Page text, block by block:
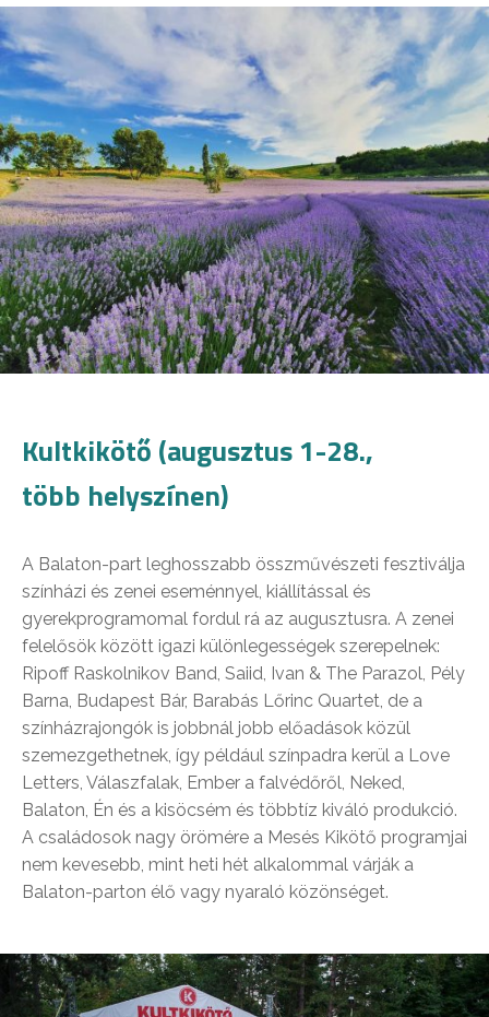
Kultkikötő (augusztus 1-28.,
több helyszínen)
A Balaton-part leghosszabb összművészeti fesztiválja
színházi és zenei eseménnyel, kiállítással és
gyerekprogramomal fordul rá az augusztusra. A zenei
felelősök között igazi különlegességek szerepelnek:
Ripoff Raskolnikov Band, Saiid, Ivan & The Parazol, Pély
Barna, Budapest Bár, Barabás Lőrinc Quartet, de a
színházrajongók is jobbnál jobb előadások közül
szemezgethetnek, így például színpadra kerül a Love
Letters, Válaszfalak, Ember a falvédőről, Neked,
Balaton, Én és a kisöcsém és többtíz kiváló produkció.
A családosok nagy örömére a Mesés Kikötő programjai
nem kevesebb, mint heti hét alkalommal várják a
Balaton-parton élő vagy nyaraló közönséget.